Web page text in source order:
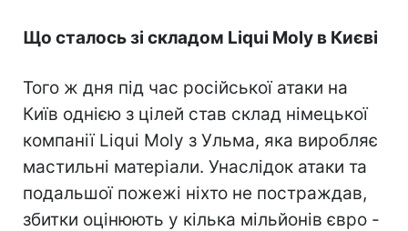
Що сталось зі складом Liqui Moly в Києві
Того ж дня під час російської атаки на
Київ однією з цілей став склад німецької
компанії Liqui Moly з Ульма, яка виробляє
мастильні матеріали. Унаслідок атаки та
подальшої пожежі ніхто не постраждав,
збитки оцінюють у кілька мільйонів євро -